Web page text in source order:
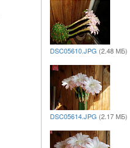
DSC05610.JPG (2.48 МБ)
DSC05614.JPG (2.17 МБ)